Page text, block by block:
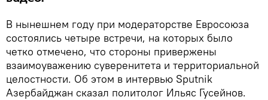
В нынешнем году при модераторстве Евросоюза
состоялись четыре встречи, на которых было
четко отмечено, что стороны привержены
взаимоуважению суверенитета и территориальной
целостности. Об этом в интервью Sputnik
Азербайджан сказал политолог Ильяс Гусейнов.